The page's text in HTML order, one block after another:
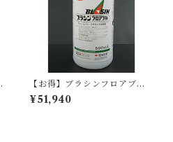
【お得】ブラシンフロアブル 5
00ml 【1箱】20本入
¥51,940